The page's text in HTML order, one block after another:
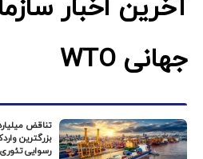
آخرین اخبار
جهانی WTO
تناقض
بزرگترین
رسوایی